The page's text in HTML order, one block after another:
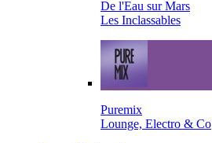
De l'Eau sur Mars
Les Inclassables
Puremix
Lounge, Electro & Co